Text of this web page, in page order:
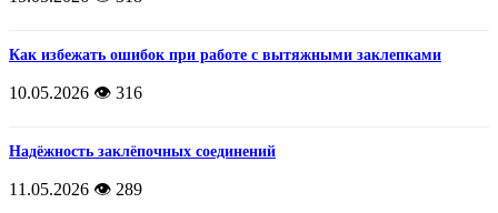
Как избежать ошибок при работе с вытяжными заклепками
10.05.2026 👁️ 316
Надёжность заклёпочных соединений
11.05.2026 👁️ 289